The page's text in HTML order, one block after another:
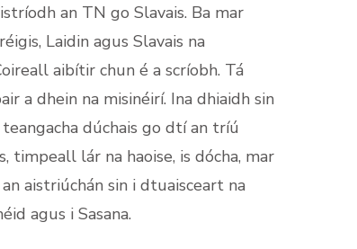
an TN go Slavais. Ba mar
Laidin agus Slavais na
aibítir chun é a scríobh. Tá
a dhein na misinéirí. Ina dhiaidh sin
dúchais go dtí an tríú
timpeall lár na haoise, is dócha, mar
aistriúchán sin i dtuaisceart na
agus i Sasana.